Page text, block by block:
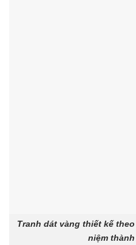
Tranh dát vàng thiết kế
niệm